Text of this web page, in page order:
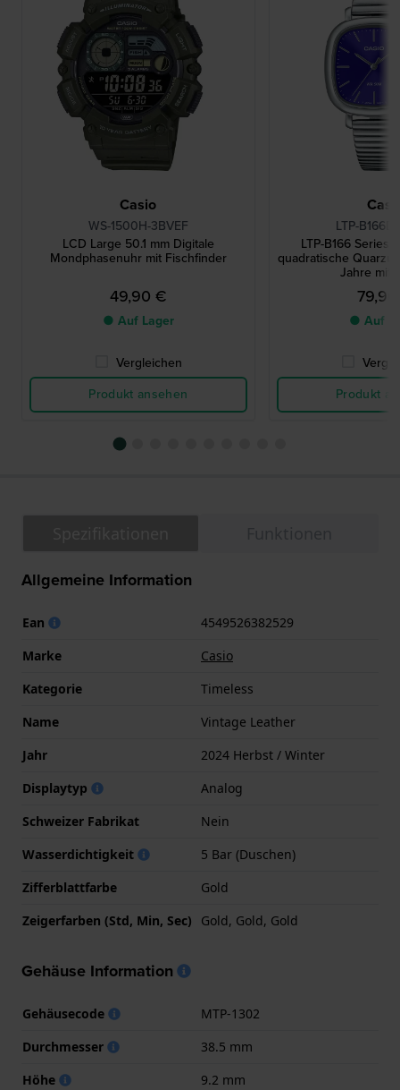
Casio
WS-1500H-3BVEF
LCD Large 50.1 mm Digitale
Mondphasenuhr mit Fischfinder
49,90 €
● Auf Lager
Vergleichen
Produkt ansehen
LTP-
LTP-B166 Series
quadratische
Jahre mit
● Auf
Produkt
Allgemeine Information
Ean
4549526382529
Marke
Casio
Kategorie
Timeless
Name
Vintage Leather
Jahr
2024 Herbst / Winter
Displaytyp
Analog
Schweizer Fabrikat
Nein
Wasserdichtigkeit
5 Bar (Duschen)
Zifferblattfarbe
Gold
Zeigerfarben (Std, Min, Sec)
Gold, Gold, Gold
Gehäuse Information
Gehäusecode
MTP-1302
Durchmesser
38.5 mm
Höhe
9.2 mm